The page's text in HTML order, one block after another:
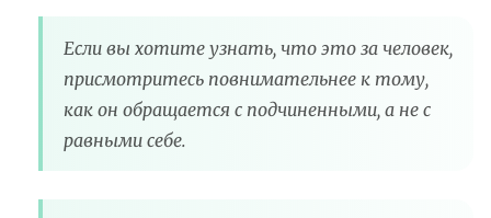
Если вы хотите узнать, что это за человек,
присмотритесь повнимательнее к тому,
как он обращается с подчиненными, а не с
равными себе.